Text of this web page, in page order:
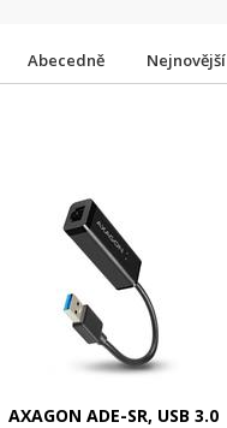
Abecedně Nejnovější
AXAGON ADE-SR, USB 3.0